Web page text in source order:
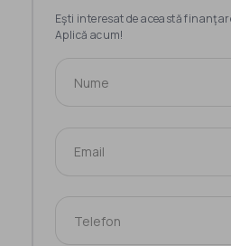
Eşti interesat de această
Aplică acum!